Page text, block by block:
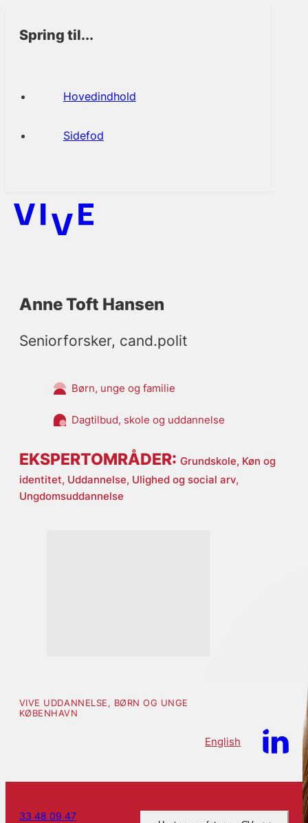
Spring til...
Hovedindhold
Sidefod
Anne Toft Hansen
Seniorforsker, cand.polit
Børn, unge og familie
Dagtilbud, skole og uddannelse
EKSPERTOMRÅDER: Grundskole, Køn og
identitet, Uddannelse, Ulighed og social arv,
Ungdomsuddannelse
VIVE UDDANNELSE, BØRN OG UNGE
KØBENHAVN
English
33 48 09 47